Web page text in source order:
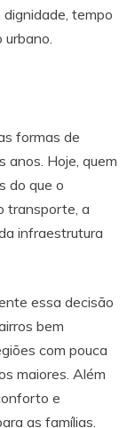
tempo
formas de
anos. Hoje, quem
do que o
transporte, a
infraestrutura
essa decisão
bem
com pouca
maiores. Além
e
as famílias.